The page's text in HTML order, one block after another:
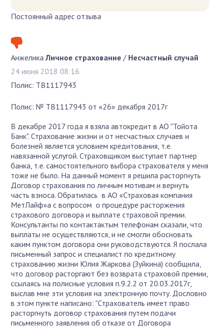
Постоянный адрес отзыва
Анжелика Личное страхование / Несчастный случай
24 июня 2018 08:16
Полис: ТВ1117943
Полис: № ТВ1117943 от «26» декабря 2017г
В декабре 2017 года я взяла автокредит в АО "Тойота
Банк". Страхование жизни и от несчастных случаев и
болезней является условием кредитования, т.е.
навязанной услугой. Страховщиком выступает партнер
банка, т.е. самостоятельного выбора страхователя у меня
тоже не было. На данный момент я решила расторгнуть
Договор страхования по личным мотивам и вернуть
часть взноса. Обратилась в АО «Страховая компания
МетЛайф»а с вопросом о процедуре расторжения
страхового договора и выплате страховой премии.
Консультанты по контактактым телефонам сказали, что
выплаты не осуществляются, и не смогли обосновать
каким пунктом договора они руководствуются. Я послала
письменный запрос и специалист по кредитному
страхованию жизни Юлия Жаркова (Зуйкина) сообщила,
что договор расторгают без возврата страховой премии,
ссылаясь на полисные условия п.9.2.2 от 20.03.2017г,
выслав мне эти условия на электронную почту. Дословно
в этом пункте написано: "Страхователь имеет право
расторгнуть договор страхования путем подачи
письменного заявления об отказе от Договора